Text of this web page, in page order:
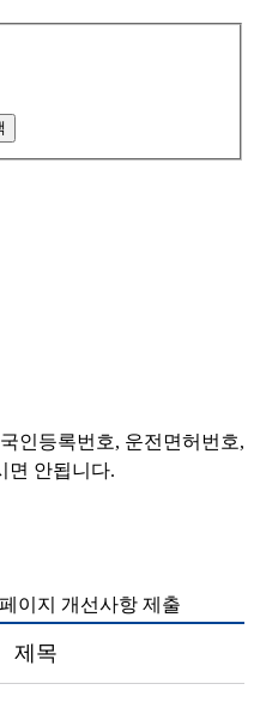
인등록번호, 운전면허번호,
면 안됩니다.
이지 개선사항 제출
제목